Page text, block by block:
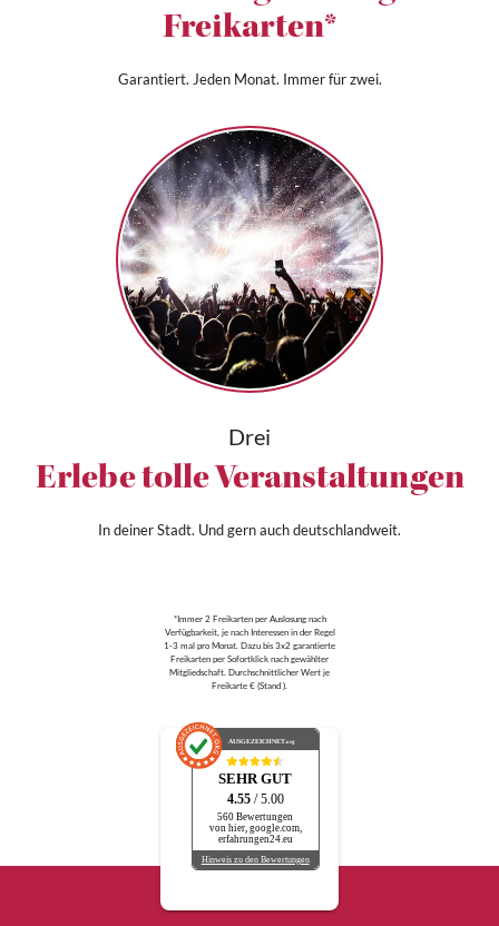
Freikarten*
Garantiert. Jeden Monat. Immer für zwei.
Drei
Erlebe tolle Veranstaltungen
In deiner Stadt. Und gern auch deutschlandweit.
*Immer 2 Freikarten per Auslosung nach
Verfügbarkeit, je nach Interessen in der Regel
1-3 mal pro Monat. Dazu bis 3x2 garantierte
Freikarten per Sofortklick nach gewählter
Mitgliedschaft. Durchschnittlicher Wert je
Freikarte € (Stand ).
AUSGEZEICHNET.org
SEHR GUT
4.55 / 5.00
560 Bewertungen
von hier, google.com,
erfahrungen24.eu
Hinweis zu den Bewertungen